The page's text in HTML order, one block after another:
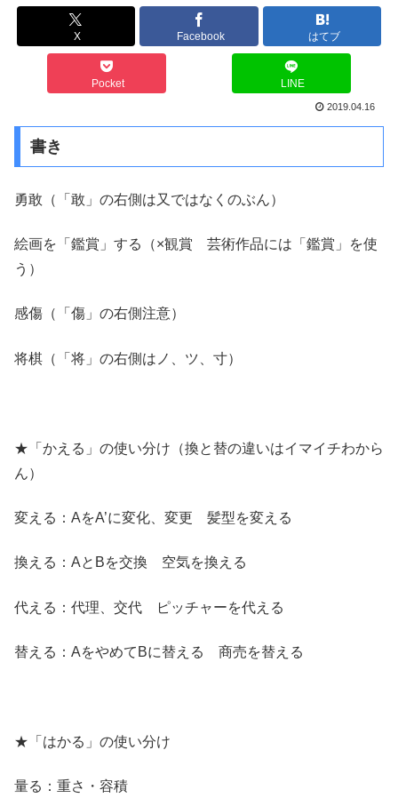
X Facebook はてブ
Pocket LINE
2019.04.16
書き
勇敢（「敢」の右側は又ではなくのぶん）
絵画を「鑑賞」する（×観賞 芸術作品には「鑑賞」を使
う）
感傷（「傷」の右側注意）
将棋（「将」の右側はノ、ツ、寸）
★「かえる」の使い分け（換と替の違いはイマイチわから
ん）
変える：AをA’に変化、変更 髪型を変える
換える：AとBを交換 空気を換える
代える：代理、交代 ピッチャーを代える
替える：AをやめてBに替える 商売を替える
★「はかる」の使い分け
量る：重さ・容積